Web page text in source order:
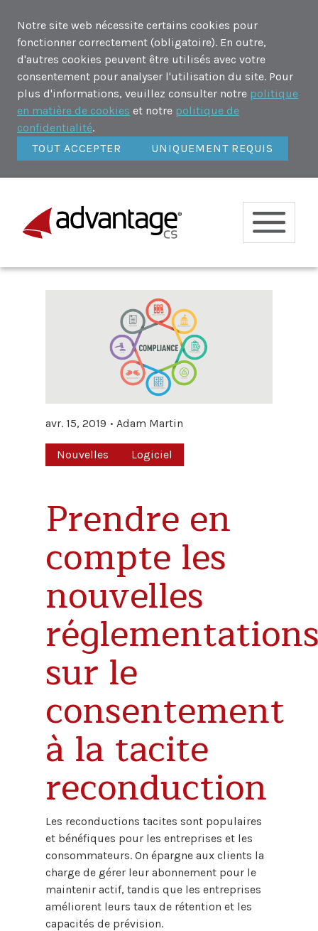
Notre site web nécessite certains cookies pour
fonctionner correctement (obligatoire). En outre,
d'autres cookies peuvent être utilisés avec votre
consentement pour analyser l'utilisation du site. Pour
plus d'informations, veuillez consulter notre politique
en matière de cookies et notre politique de
confidentialité.
TOUT ACCEPTER
UNIQUEMENT REQUIS
avr. 15, 2019 Adam Martin
Nouvelles Logiciel
Prendre en
compte les
nouvelles
sur le
consentement
à la tacite
reconduction
Les reconductions tacites sont populaires
et bénéfiques pour les entreprises et les
consommateurs. On épargne aux clients la
charge de gérer leur abonnement pour le
maintenir actif, tandis que les entreprises
améliorent leurs taux de rétention et les
capacités de prévision.